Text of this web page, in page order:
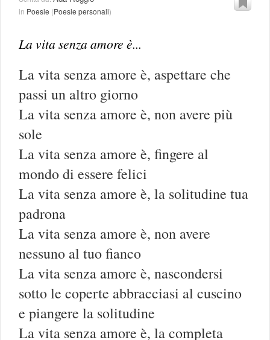
in Poesie (Poesie personali)
La vita senza amore è...
La vita senza amore è, aspettare che
passi un altro giorno
La vita senza amore è, non avere più
sole
La vita senza amore è, fingere al
mondo di essere felici
La vita senza amore è, la solitudine tua
padrona
La vita senza amore è, non avere
nessuno al tuo fianco
La vita senza amore è, nascondersi
sotto le coperte abbracciasi al cuscino
e piangere la solitudine
La vita senza amore è, la completa